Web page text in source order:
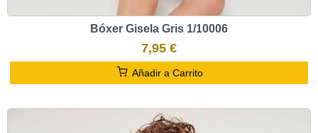
Bóxer Gisela Gris 1/10006
7,95 €
Añadir a Carrito